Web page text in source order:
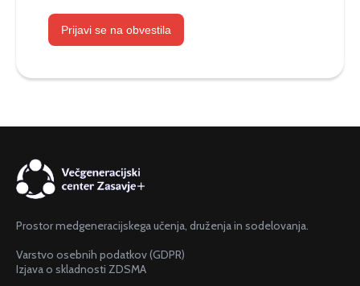
Prijavi se na obvestila
Prostor medgeneracijskega učenja, druženja in sodelovanja.
Varstvo osebnih podatkov (GDPR)
Izjava o skladnosti ZDSMA